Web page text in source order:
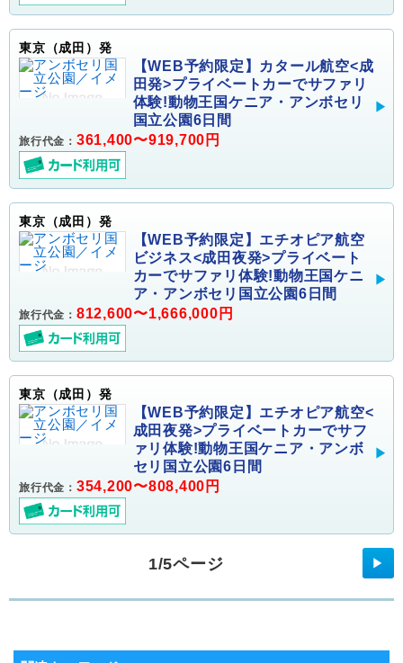
東京（成田）発
【WEB予約限定】カタール航空<成
田発>プライベートカーでサファリ
体験!動物王国ケニア・アンボセリ
国立公園6日間
旅行代金： 361,400〜919,700円
東京（成田）発
【WEB予約限定】エチオピア航空
ビジネス<成田夜発>プライベート
カーでサファリ体験!動物王国ケニ
ア・アンボセリ国立公園6日間
旅行代金： 812,600〜1,666,000円
東京（成田）発
【WEB予約限定】エチオピア航空<
成田夜発>プライベートカーでサフ
ァリ体験!動物王国ケニア・アンボ
セリ国立公園6日間
旅行代金： 354,200〜808,400円
1/5ページ ▶